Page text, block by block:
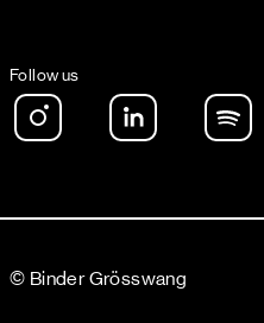
Follow us
Instagram LinkedIn
© Binder Grösswang